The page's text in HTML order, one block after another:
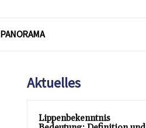
PANORAMA
Aktuelles
Lippenbekenntnis